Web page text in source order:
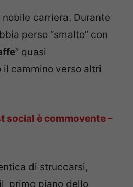
carriera. Durante
perso “smalto” con
” quasi
il cammino verso altri
social è commovente –
di struccarsi,
primo piano dello